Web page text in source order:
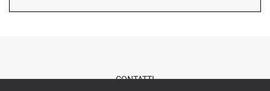
CONTATTI